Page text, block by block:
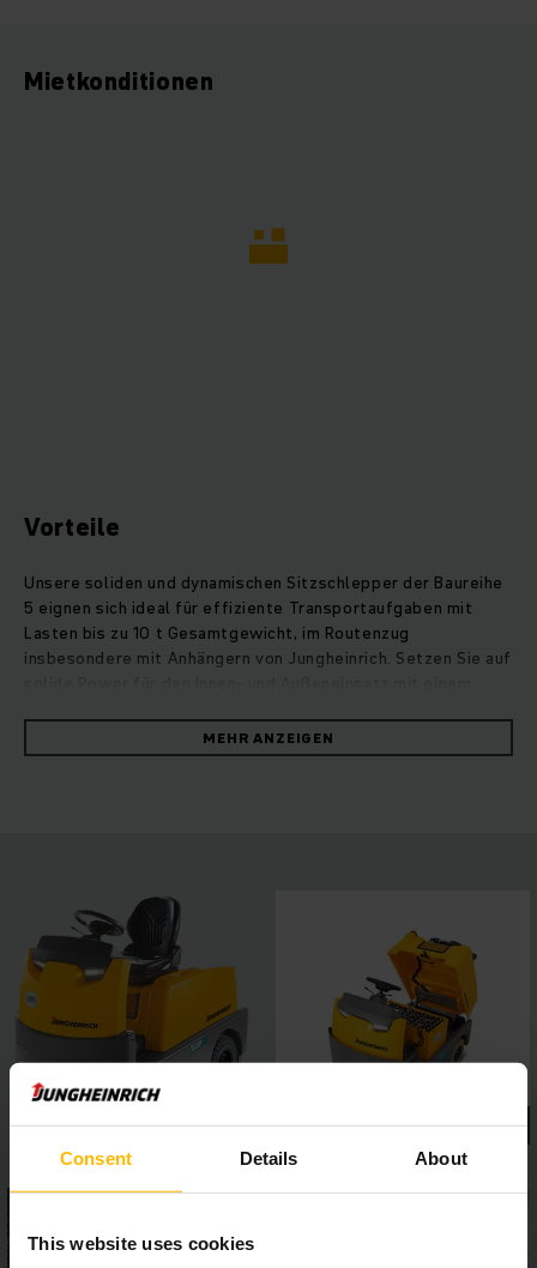
Consent Details About
This website uses cookies
Mietkonditionen
Vorteile
Unsere soliden und dynamischen Sitzschlepper der Baureihe
5 eignen sich ideal für effiziente Transportaufgaben mit
Lasten bis zu 10 t Gesamtgewicht, im Routenzug
insbesondere mit Anhängern von Jungheinrich. Setzen Sie auf
Schlepperleben lang hält. Das leistungsstarke und effiziente
Antriebskonzept wird getragen durch einen 48-V-
Fahrzeug. Der großzügige und komfortable Fahrerplatz
bietet ausreichend Beinfreiheit und leicht erreichbare
Bedienelemente wie Lenkrad, Fahrtrichtungsschalter und
Blinkerhebel. Dabei ermöglicht die niedrige Trittstufe
müheloses Aufsteigen.
MEHR ANZEIGEN